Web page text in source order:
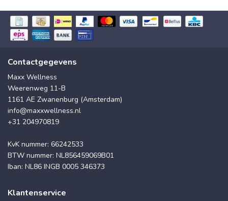
Contactgegevens
Maxx Wellness
Weerenweg 11-B
1161 AE Zwanenburg (Amsterdam)
info@maxxwellness.nl
+31 204970819
KvK nummer: 66242533
BTW nummer: NL856459069B01
Iban: NL86 INGB 0005 346373
Klantenservice